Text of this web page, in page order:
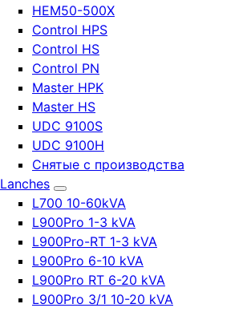
HEM50-500X
Control HPS
Control HS
Control PN
Master HPK
Master HS
UDC 9100S
UDC 9100H
Снятые с производства
Lanches
L700 10-60kVA
L900Pro 1-3 kVA
L900Pro-RT 1-3 kVA
L900Pro 6-10 kVA
L900Pro RT 6-20 kVA
L900Pro 3/1 10-20 kVA